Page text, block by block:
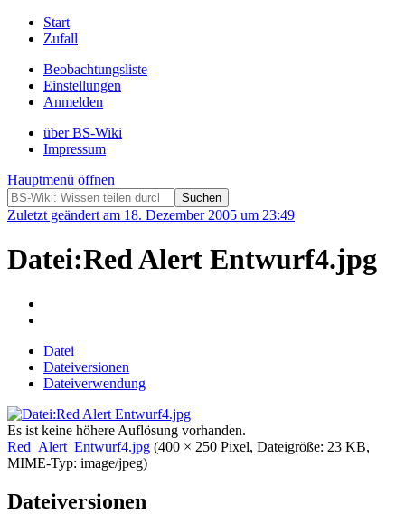
Start
Zufall
Beobachtungsliste
Einstellungen
Anmelden
über BS-Wiki
Impressum
Hauptmenü öffnen
Zuletzt geändert am 18. Dezember 2005 um 23:49
Datei:Red Alert Entwurf4.jpg
Datei
Dateiversionen
Dateiverwendung
Es ist keine höhere Auflösung vorhanden.
Red_Alert_Entwurf4.jpg (400 × 250 Pixel, Dateigröße: 23 KB,
MIME-Typ: image/jpeg)
Dateiversionen